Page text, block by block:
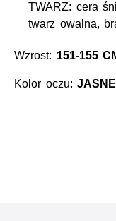
TWARZ: cera
twarz owalna,
Wzrost: 151-155
Kolor oczu:JASNE